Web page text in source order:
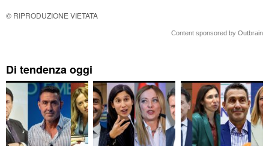
© RIPRODUZIONE VIETATA
Content sponsored by Outbrain
Di tendenza oggi